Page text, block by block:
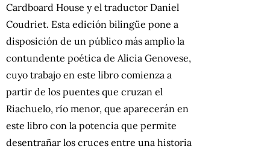
Cardboard House y el traductor Daniel
Coudriet. Esta edición bilingüe pone a
disposición de un público más amplio la
contundente poética de Alicia Genovese,
cuyo trabajo en este libro comienza a
partir de los puentes que cruzan el
Riachuelo, río menor, que aparecerán en
este libro con la potencia que permite
desentrañar los cruces entre una historia